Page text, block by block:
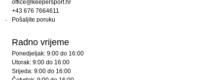
office@keepersport.hr
+43 676 7664611
Pošaljite poruku
Radno vrijeme
Ponedjeljak: 9:00 do 16:00
Utorak: 9:00 do 16:00
Srijeda: 9:00 do 16:00